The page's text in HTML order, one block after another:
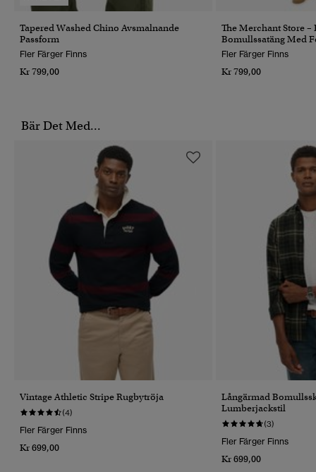
Tapered Washed Chino Avsmalnande
Passform
Fler Färger Finns
Kr 799,00
The Merchant Store –
Bomullssatäng Med
Fler Färger Finns
Kr 799,00
Bär Det Med...
Vintage Athletic Stripe Rugbytröja
(4)
Fler Färger Finns
Kr 699,00
Långärmad
Lumberjackstil
(3)
Fler Färger Finns
Kr 699,00